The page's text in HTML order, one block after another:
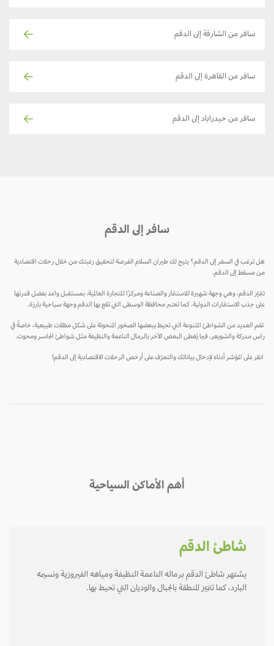
سافر من الشارقة إلى الدقم
سافر من القاهرة إلى الدقم
سافر من حيدراباد إلى الدقم
سافر إلى الدقم
ترغب في السفر إلى الدقم؟ يتيح لك طيران السلام الفرصة لتحقيق رغبتك من خلال رحلات اقتصادية
مسقط إلى الدقم.
الدقم، وهي وجهة شهيرة للاستثمار والصناعة ومركزًا للتجارة العالمية، بمستقبل واعد بفضل قدرتها
جذب الاستثمارات الدولية. كما تعتبر محافظة الوسطى التي تقع بها الدقم وجهة سياحية بارزة.
العديد من الشواطئ المتنوعة التي تحيط ببعضها الصخور المنحوتة على شكل مظلات طبيعية، خاصةً في
مدركة والشويعر، فيما يُغطى البعض الآخر بالرمال الناعمة والنظيفة مثل شواطئ الجاسر ومحوت.
على المؤشر أدناه لإدخال بياناتك والتعرّف على أرخص الرحلات الاقتصادية إلى الدقم!
أهم الأماكن السياحية
شاطئ الدقم
يشتهر شاطئ الدقم برماله الناعمة النظيفة ومياهه الفيروزية ونسيمه
البارد، كما تتميّز المنطقة بالجبال والوديان التي تحيط بها.